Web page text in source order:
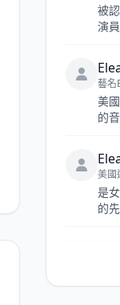
被
演
藝名
美
的
美國
是
的